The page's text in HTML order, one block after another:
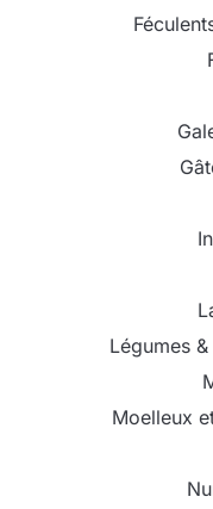
Légumes
Moelleux